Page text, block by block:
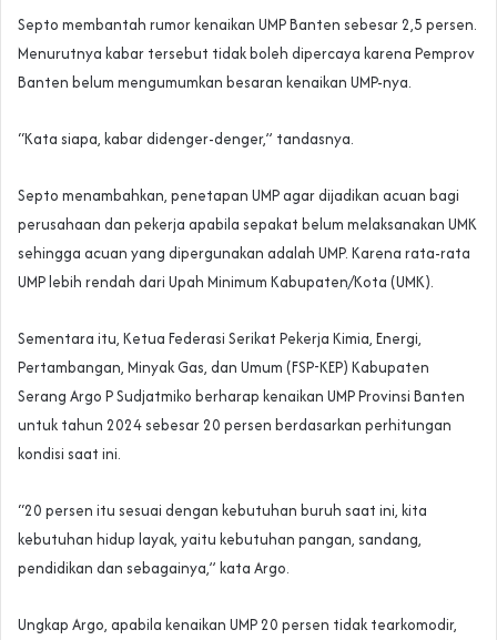
Septo membantah rumor kenaikan UMP Banten sebesar 2,5 persen.
Menurutnya kabar tersebut tidak boleh dipercaya karena Pemprov
Banten belum mengumumkan besaran kenaikan UMP-nya.
“Kata siapa, kabar didenger-denger,” tandasnya.
Septo menambahkan, penetapan UMP agar dijadikan acuan bagi
perusahaan dan pekerja apabila sepakat belum melaksanakan UMK
sehingga acuan yang dipergunakan adalah UMP. Karena rata-rata
UMP lebih rendah dari Upah Minimum Kabupaten/Kota (UMK).
Sementara itu, Ketua Federasi Serikat Pekerja Kimia, Energi,
Pertambangan, Minyak Gas, dan Umum (FSP-KEP) Kabupaten
Serang Argo P Sudjatmiko berharap kenaikan UMP Provinsi Banten
untuk tahun 2024 sebesar 20 persen berdasarkan perhitungan
kondisi saat ini.
“20 persen itu sesuai dengan kebutuhan buruh saat ini, kita
kebutuhan hidup layak, yaitu kebutuhan pangan, sandang,
pendidikan dan sebagainya,” kata Argo.
Ungkap Argo, apabila kenaikan UMP 20 persen tidak tearkomodir,